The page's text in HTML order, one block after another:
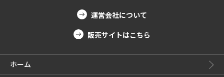
運営会社について
販売サイトはこちら
ホーム